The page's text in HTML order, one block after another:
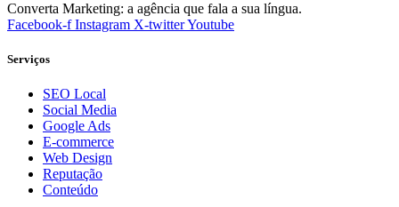
Converta Marketing: a agência que fala a sua língua.
Facebook-f Instagram X-twitterYoutube
Serviços
SEO Local
Social Media
Google Ads
E-commerce
Web Design
Reputação
Conteúdo